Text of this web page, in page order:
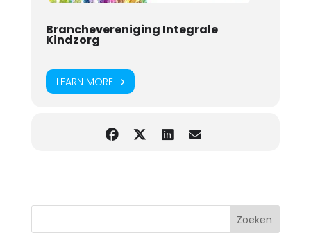
Branchevereniging Integrale
Kindzorg
LEARN MORE
Zoeken